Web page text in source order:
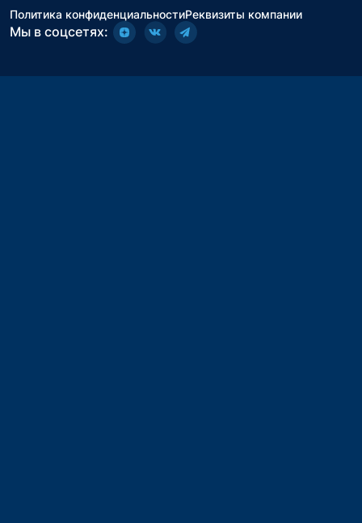
Политика конфиденциальностиРеквизиты компании
Мы в соцсетях: